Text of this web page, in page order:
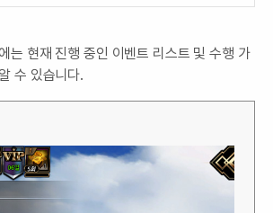
는 현재 진행 중인 이벤트 리스트 및 수행 가
수 있습니다.